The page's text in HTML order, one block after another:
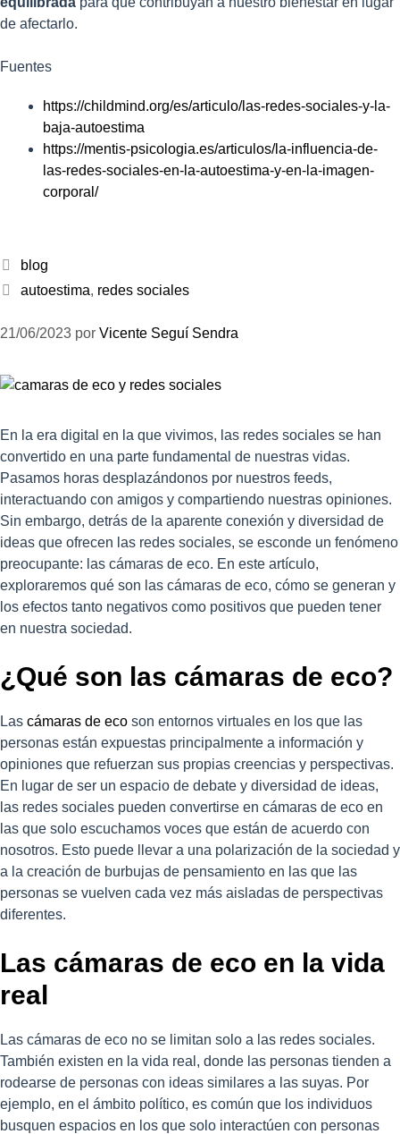
de afectarlo.
Fuentes
https://childmind.org/es/articulo/las-redes-sociales-y-la-
baja-autoestima
https://mentis-psicologia.es/articulos/la-influencia-de-
las-redes-sociales-en-la-autoestima-y-en-la-imagen-
corporal/
blog
autoestima, redes sociales
21/06/2023 por Vicente Seguí Sendra
En la era digital en la que vivimos, las redes sociales se han
convertido en una parte fundamental de nuestras vidas.
Pasamos horas desplazándonos por nuestros feeds,
interactuando con amigos y compartiendo nuestras opiniones.
Sin embargo, detrás de la aparente conexión y diversidad de
ideas que ofrecen las redes sociales, se esconde un fenómeno
preocupante: las cámaras de eco. En este artículo,
exploraremos qué son las cámaras de eco, cómo se generan y
los efectos tanto negativos como positivos que pueden tener
en nuestra sociedad.
¿Qué son las cámaras de eco?
Las cámaras de eco son entornos virtuales en los que las
personas están expuestas principalmente a información y
opiniones que refuerzan sus propias creencias y perspectivas.
En lugar de ser un espacio de debate y diversidad de ideas,
las redes sociales pueden convertirse en cámaras de eco en
las que solo escuchamos voces que están de acuerdo con
nosotros. Esto puede llevar a una polarización de la sociedad y
a la creación de burbujas de pensamiento en las que las
personas se vuelven cada vez más aisladas de perspectivas
diferentes.
Las cámaras de eco en la vida
real
Las cámaras de eco no se limitan solo a las redes sociales.
También existen en la vida real, donde las personas tienden a
rodearse de personas con ideas similares a las suyas. Por
ejemplo, en el ámbito político, es común que los individuos
busquen espacios en los que solo interactúen con personas